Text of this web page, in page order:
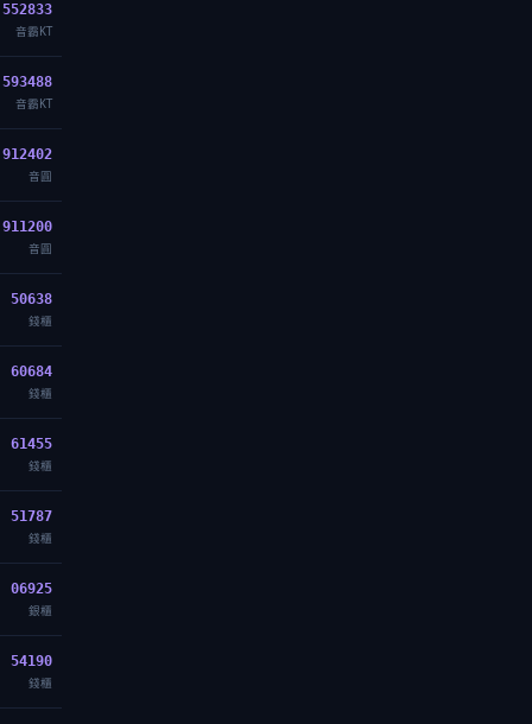
552833
音霸KT
593488
音霸KT
912402
音圓
911200
音圓
50638
錢櫃
60684
錢櫃
61455
錢櫃
51787
錢櫃
06925
銀櫃
54190
錢櫃